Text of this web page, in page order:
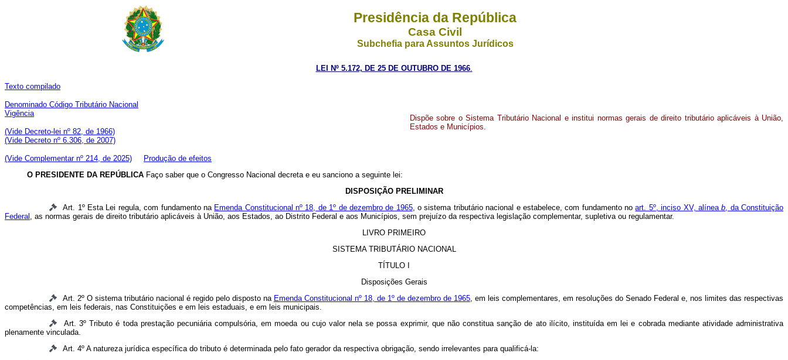
Presidência da República
Casa Civil
Subchefia para Assuntos Jurídicos
LEI Nº 5.172, DE 25 DE OUTUBRO DE 1966.
Texto compilado
Denominado Código Tributário Nacional
Vigência
(Vide Decreto-lei nº 82, de 1966)
(Vide Decreto nº 6.306, de 2007)
(Vide Complementar nº 214, de 2025) Produção de efeitos
Dispõe sobre o Sistema Tributário Nacional e institui normas gerais de direito tributário aplicáveis à União,
Estados e Municípios.
O PRESIDENTE DA REPÚBLICA Faço saber que o Congresso Nacional decreta e eu sanciono a seguinte lei:
DISPOSIÇÃO PRELIMINAR
Art. 1º Esta Lei regula, com fundamento na Emenda Constitucional nº 18, de 1º de dezembro de 1965, o sistema tributário nacional e estabelece, com fundamento noart. 5º, inciso XV, alíneab, da Constituição
Federal , as normas gerais de direito tributário aplicáveis à União, aos Estados, ao Distrito Federal e aos Municípios, sem prejuízo da respectiva legislação complementar, supletiva ou regulamentar.
LIVRO PRIMEIRO
SISTEMA TRIBUTÁRIO NACIONAL
TÍTULO I
Disposições Gerais
Art. 2º O sistema tributário nacional é regido pelo disposto na Emenda Constitucional nº 18, de 1º de dezembro de 1965, em leis complementares, em resoluções do Senado Federal e, nos limites das respectivas
competências, em leis federais, nas Constituições e em leis estaduais, e em leis municipais.
Art. 3º Tributo é toda prestação pecuniária compulsória, em moeda ou cujo valor nela se possa exprimir, que não constitua sanção de ato ilícito, instituída em lei e cobrada mediante atividade administrativa
plenamente vinculada.
Art. 4º A natureza jurídica específica do tributo é determinada pelo fato gerador da respectiva obrigação, sendo irrelevantes para qualificá-la: